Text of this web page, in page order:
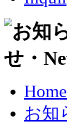
Home
お知